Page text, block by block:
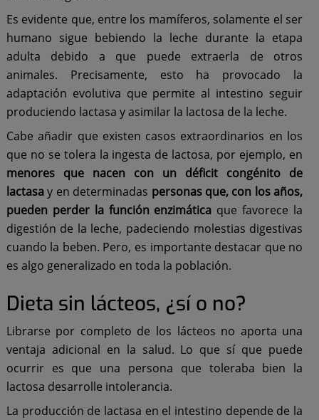
Es evidente que, entre los mamíferos, solamente el ser
humano sigue bebiendo la leche durante la etapa
adulta debido a que puede extraerla de otros
animales. Precisamente, esto ha provocado la
adaptación evolutiva que permite al intestino seguir
produciendo lactasa y asimilar la lactosa de la leche.
Cabe añadir que existen casos extraordinarios en los
que no se tolera la ingesta de lactosa, por ejemplo, en
menores que nacen con un déficit congénito de
lactasay en determinadas personas que, con los años,
pueden perder la función enzimática que favorece la
digestión de la leche, padeciendo molestias digestivas
cuando la beben. Pero, es importante destacar que no
es algo generalizado en toda la población.
Dieta sin lácteos, ¿sí o no?
Librarse por completo de los lácteos no aporta una
ventaja adicional en la salud. Lo que sí que puede
ocurrir es que una persona que toleraba bien la
lactosa desarrolle intolerancia.
La producción de lactasa en el intestino depende de la